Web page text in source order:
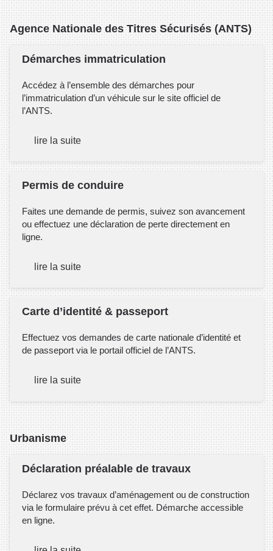
Agence Nationale des Titres Sécurisés (ANTS)
Démarches immatriculation
Accédez à l’ensemble des démarches pour
l’immatriculation d’un véhicule sur le site officiel de
l’ANTS.
lire la suite
Permis de conduire
Faites une demande de permis, suivez son avancement
ou effectuez une déclaration de perte directement en
ligne.
lire la suite
Carte d’identité & passeport
Effectuez vos demandes de carte nationale d’identité et
de passeport via le portail officiel de l’ANTS.
lire la suite
Urbanisme
Déclaration préalable de travaux
Déclarez vos travaux d’aménagement ou de construction
via le formulaire prévu à cet effet. Démarche accessible
en ligne.